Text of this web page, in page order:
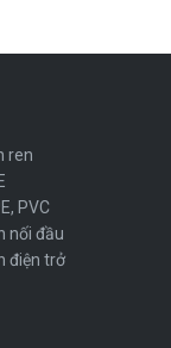
ren
PVC
nối đầu
điện trở